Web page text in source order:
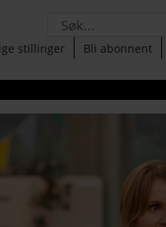
Søk
stillinger Bli abonnent